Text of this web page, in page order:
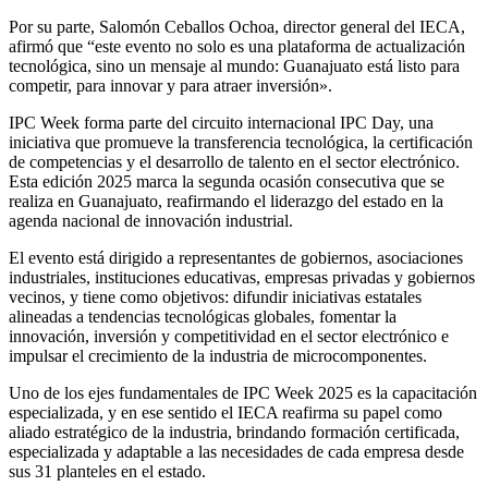
Por su parte, Salomón Ceballos Ochoa, director general del IECA,
afirmó que “este evento no solo es una plataforma de actualización
tecnológica, sino un mensaje al mundo: Guanajuato está listo para
competir, para innovar y para atraer inversión».
IPC Week forma parte del circuito internacional IPC Day, una
iniciativa que promueve la transferencia tecnológica, la certificación
de competencias y el desarrollo de talento en el sector electrónico.
Esta edición 2025 marca la segunda ocasión consecutiva que se
realiza en Guanajuato, reafirmando el liderazgo del estado en la
agenda nacional de innovación industrial.
El evento está dirigido a representantes de gobiernos, asociaciones
industriales, instituciones educativas, empresas privadas y gobiernos
vecinos, y tiene como objetivos: difundir iniciativas estatales
alineadas a tendencias tecnológicas globales, fomentar la
innovación, inversión y competitividad en el sector electrónico e
impulsar el crecimiento de la industria de microcomponentes.
Uno de los ejes fundamentales de IPC Week 2025 es la capacitación
especializada, y en ese sentido el IECA reafirma su papel como
aliado estratégico de la industria, brindando formación certificada,
especializada y adaptable a las necesidades de cada empresa desde
sus 31 planteles en el estado.